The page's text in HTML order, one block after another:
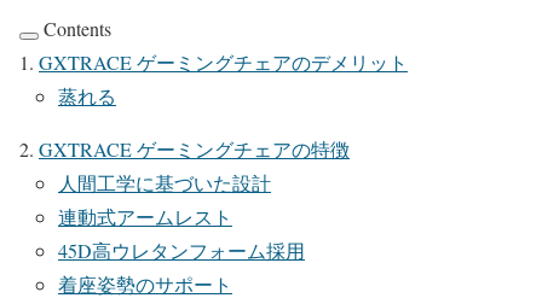
Contents
GXTRACE ゲーミングチェアのデメリット
蒸れる
GXTRACE ゲーミングチェアの特徴
人間工学に基づいた設計
連動式アームレスト
45D高ウレタンフォーム採用
着座姿勢のサポート